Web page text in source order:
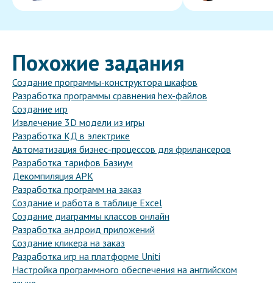
Похожие задания
Создание программы-конструктора шкафов
Разработка программы сравнения hex-файлов
Создание игр
Извлечение 3D модели из игры
Разработка КД в электрике
Автоматизация бизнес-процессов для фрилансеров
Разработка тарифов Базиум
Декомпиляция APK
Разработка программ на заказ
Создание и работа в таблице Excel
Создание диаграммы классов онлайн
Разработка андроид приложений
Создание кликера на заказ
Разработка игр на платформе Uniti
Настройка программного обеспечения на английском